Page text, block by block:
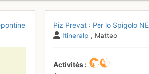
Piz Prevat : Per lo Spigolo NE
Itineralp , Matteo
Activités